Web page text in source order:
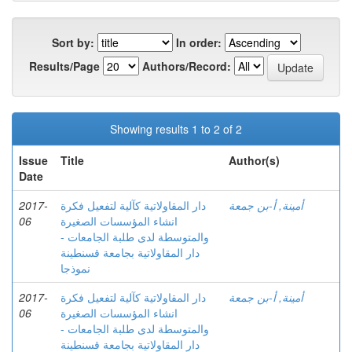
Sort by:
In order:
Results/Page
Authors/Record:
Showing results 1 to 2 of 2
Issue
Date
Title Author(s)
2017-
06
دار المقاولاتیة كآلیة لتفعیل فكرة
انشاء المؤسسات الصغیرة
والمتوسطة لدى طلبة الجامعات -
دار المقاولاتیة بجامعة قسنطینة
نموذجا
أمينة, أ-بن جمعة
2017-
06
دار المقاولاتیة كآلیة لتفعیل فكرة
انشاء المؤسسات الصغیرة
والمتوسطة لدى طلبة الجامعات -
دار المقاولاتیة بجامعة قسنطینة
أمينة, أ-بن جمعة